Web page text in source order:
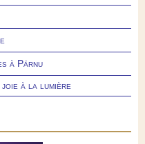
à Pärnu
à la lumière